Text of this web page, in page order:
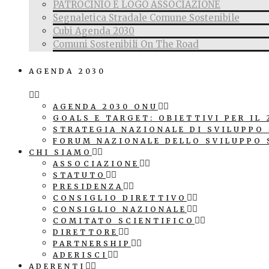
PATROCINIO E LOGO ASSOCIAZIONE
Segnaletica Stradale Comune Sostenibile
Cubi Agenda 2030
Comuni Sostenibili On The Road
AGENDA 2030
AGENDA 2030 ONU
GOALS E TARGET: OBIETTIVI PER IL
STRATEGIA NAZIONALE DI SVILUPPO
FORUM NAZIONALE DELLO SVILUPPO
CHI SIAMO
ASSOCIAZIONE
STATUTO
PRESIDENZA
CONSIGLIO DIRETTIVO
CONSIGLIO NAZIONALE
COMITATO SCIENTIFICO
DIRETTORE
PARTNERSHIP
ADERISCI
ADERENTI